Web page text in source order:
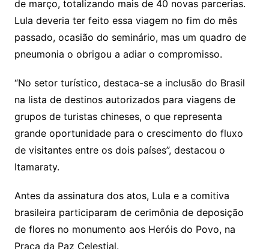
de março, totalizando mais de 40 novas parcerias.
Lula deveria ter feito essa viagem no fim do mês
passado, ocasião do seminário, mas um quadro de
pneumonia o obrigou a adiar o compromisso.
“No setor turístico, destaca-se a inclusão do Brasil
na lista de destinos autorizados para viagens de
grupos de turistas chineses, o que representa
grande oportunidade para o crescimento do fluxo
de visitantes entre os dois países”, destacou o
Itamaraty.
Antes da assinatura dos atos, Lula e a comitiva
brasileira participaram de cerimônia de deposição
de flores no monumento aos Heróis do Povo, na
Praça da Paz Celestial.